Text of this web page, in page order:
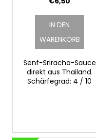
IN DEN
WARENKORB
Senf-Sriracha-Sauce
direkt aus Thailand.
Schärfegrad: 4 / 10